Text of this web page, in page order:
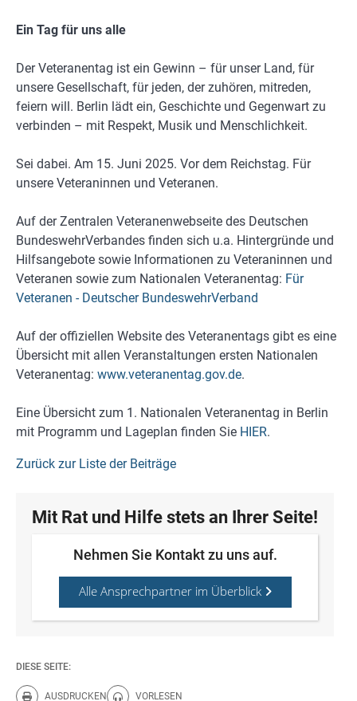
Ein Tag für uns alle
Der Veteranentag ist ein Gewinn – für unser Land, für
unsere Gesellschaft, für jeden, der zuhören, mitreden,
feiern will. Berlin lädt ein, Geschichte und Gegenwart zu
verbinden – mit Respekt, Musik und Menschlichkeit.
Sei dabei. Am 15. Juni 2025. Vor dem Reichstag. Für
unsere Veteraninnen und Veteranen.
Auf der Zentralen Veteranenwebseite des Deutschen
BundeswehrVerbandes finden sich u.a. Hintergründe und
Hilfsangebote sowie Informationen zu Veteraninnen und
Veteranen sowie zum Nationalen Veteranentag: Für
Veteranen - Deutscher BundeswehrVerband
Auf der offiziellen Website des Veteranentags gibt es eine
Übersicht mit allen Veranstaltungen ersten Nationalen
Veteranentag: www.veteranentag.gov.de.
Eine Übersicht zum 1. Nationalen Veteranentag in Berlin
mit Programm und Lageplan finden Sie HIER.
Zurück zur Liste der Beiträge
Mit Rat und Hilfe stets an Ihrer Seite!
Nehmen Sie Kontakt zu uns auf.
Alle Ansprechpartner im Überblick
DIESE SEITE:
AUSDRUCKEN VORLESEN